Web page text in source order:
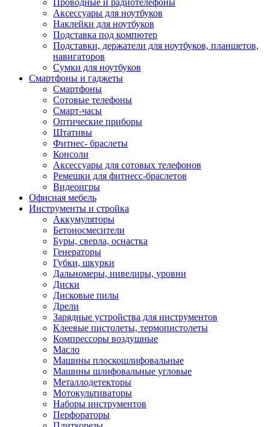
Аксессуары для ноутбуков
Наклейки для ноутбуков
Подставка под компютер
Подставки, держатели для ноутбуков, планшетов,
навигаторов
Сумки для ноутбуков
Смартфоны и гаджеты
Смартфоны
Сотовые телефоны
Смарт-часы
Оптические приборы
Штативы
Фитнес- браслеты
Консоли
Аксессуары для сотовых телефонов
Ремешки для фитнесс-браслетов
Видеоигры
Офисная мебель
Инструменты и стройка
Аккумуляторы
Бетоносмесители
Буры, сверла, оснастка
Генераторы
Губки, шкурки
Дальномеры, нивелиры, уровни
Диски
Дисковые пилы
Дрели
Зарядные устройства для инструментов
Клеевые пистолеты, термопистолеты
Компрессоры воздушные
Масло
Машины плоскошлифовальные
Машины шлифовальные угловые
Металлодетекторы
Мотокультиваторы
Наборы инструментов
Перфораторы